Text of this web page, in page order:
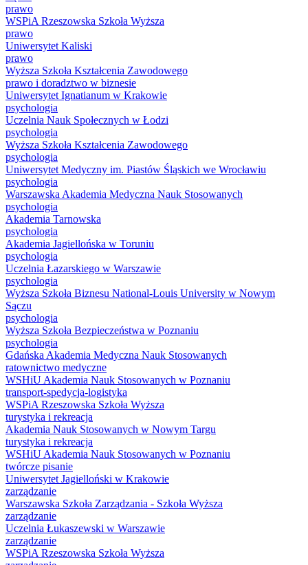
prawo
WSPiA Rzeszowska Szkoła Wyższa
prawo
Uniwersytet Kaliski
prawo
Wyższa Szkoła Kształcenia Zawodowego
prawo i doradztwo w biznesie
Uniwersytet Ignatianum w Krakowie
psychologia
Uczelnia Nauk Społecznych w Łodzi
psychologia
Wyższa Szkoła Kształcenia Zawodowego
psychologia
Uniwersytet Medyczny im. Piastów Śląskich we Wrocławiu
psychologia
Warszawska Akademia Medyczna Nauk Stosowanych
psychologia
Akademia Tarnowska
psychologia
Akademia Jagiellońska w Toruniu
psychologia
Uczelnia Łazarskiego w Warszawie
psychologia
Wyższa Szkoła Biznesu National-Louis University w Nowym
Sączu
psychologia
Wyższa Szkoła Bezpieczeństwa w Poznaniu
psychologia
Gdańska Akademia Medyczna Nauk Stosowanych
ratownictwo medyczne
WSHiU Akademia Nauk Stosowanych w Poznaniu
transport-spedycja-logistyka
WSPiA Rzeszowska Szkoła Wyższa
turystyka i rekreacja
Akademia Nauk Stosowanych w Nowym Targu
turystyka i rekreacja
WSHiU Akademia Nauk Stosowanych w Poznaniu
twórcze pisanie
Uniwersytet Jagielloński w Krakowie
zarządzanie
Warszawska Szkoła Zarządzania - Szkoła Wyższa
zarządzanie
Uczelnia Łukaszewski w Warszawie
zarządzanie
WSPiA Rzeszowska Szkoła Wyższa